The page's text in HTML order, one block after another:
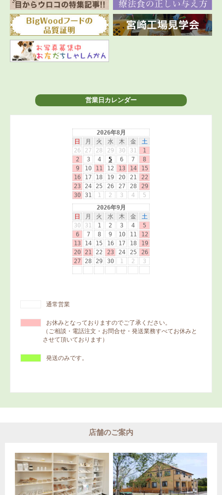
営業日カレンダー
通常営業
お休みとなっておりますのでご了承ください。
（ご相談・電話注文・お問合せ・発送業務すべてお休みと
させて頂いております）
発送のみです。
店舗のご案内